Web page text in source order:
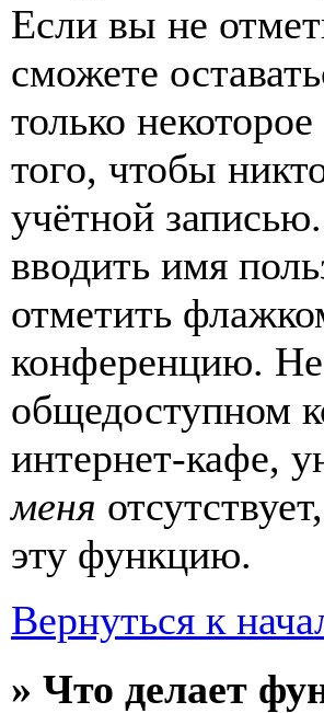
Если вы не
сможете
только
того, чтобы
учётной
вводить имя
отметить
конференцию. Не
общедоступном
интернет-кафе,
меня
эту функцию.
Вернуться к
» Что делает